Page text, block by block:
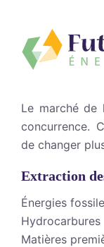
Le marché de
concurrence.
de changer
Extraction
Énergies
Hydrocarbures
Matières